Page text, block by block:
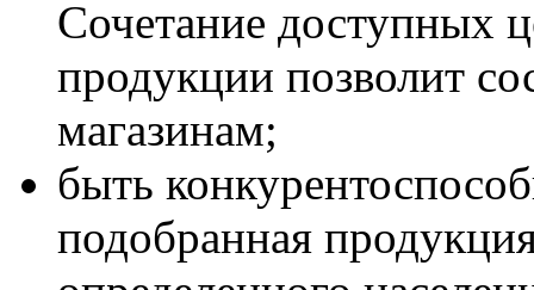
Сочетание доступных
продукции позволит
магазинам;
быть
подобранная